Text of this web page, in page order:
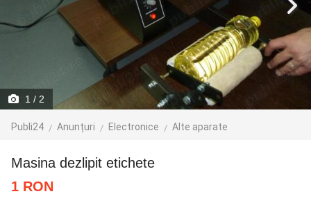
1 / 2
Publi24 Anunțuri Electronice Alte aparate
Masina dezlipit etichete
1 RON